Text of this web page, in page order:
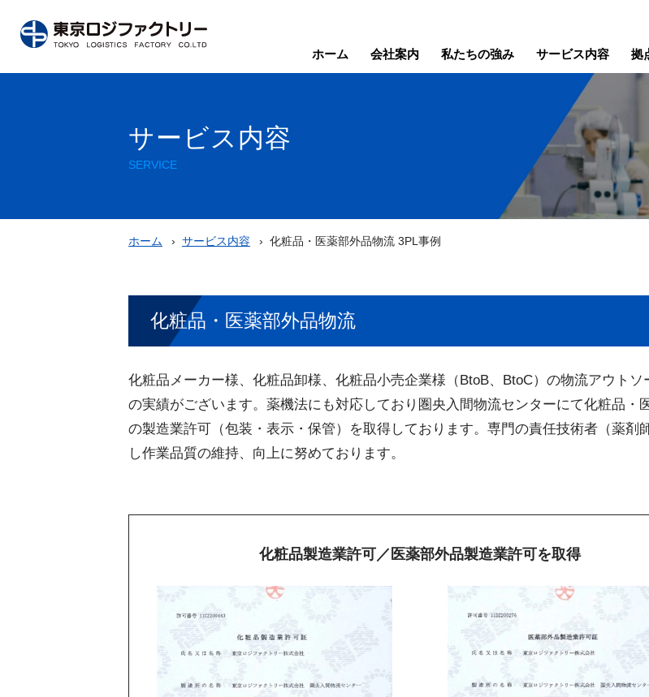
ホーム 会社案内 私たちの強み サービス内容 拠
サービス内容
SERVICE
ホーム サービス内容 化粧品・医薬部外品物流 3PL事例
化粧品・医薬部外品物流
化粧品メーカー様、化粧品卸様、化粧品小売企業様（BtoB、BtoC）の物流アウトソ
の実績がございます。薬機法にも対応しており圏央入間物流センターにて化粧品・
の製造業許可（包装・表示・保管）を取得しております。専門の責任技術者（薬剤
し作業品質の維持、向上に努めております。
化粧品製造業許可／医薬部外品製造業許可を取得